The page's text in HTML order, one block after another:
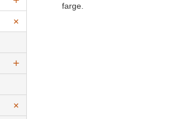
farge.